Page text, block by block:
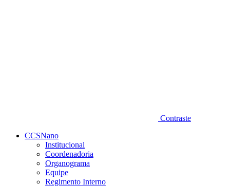
Contraste
CCSNano
Institucional
Coordenadoria
Organograma
Equipe
Regimento Interno